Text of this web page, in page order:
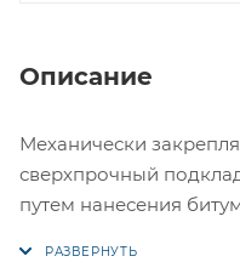
Описание
Механически
сверхпрочный
путем нанесения